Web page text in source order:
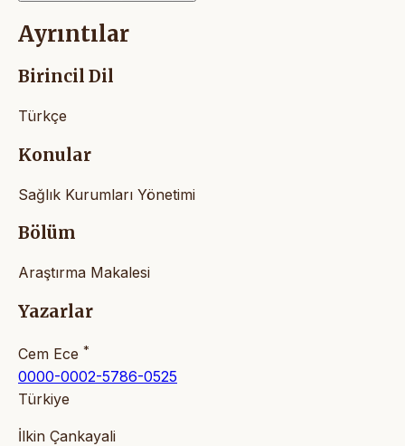
Ayrıntılar
Birincil Dil
Türkçe
Konular
Sağlık Kurumları Yönetimi
Bölüm
Araştırma Makalesi
Yazarlar
Cem Ece *
0000-0002-5786-0525
Türkiye
İlkin Çankayali